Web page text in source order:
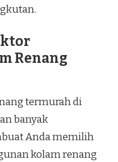
Renang
termurah di
banyak
Anda memilih
kolam renang